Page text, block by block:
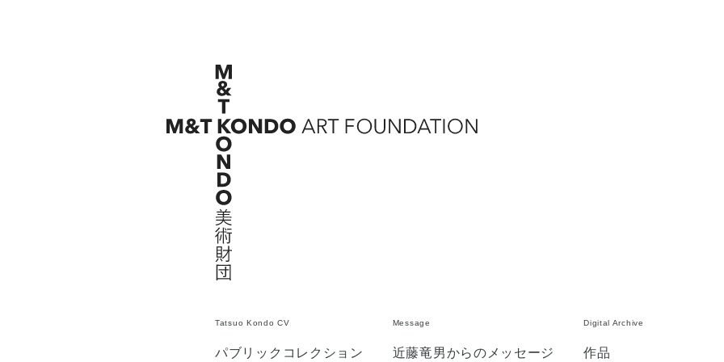
Tatsuo Kondo CV
パブリックコレクション
Message
近藤竜男からのメッセージ
Digital Archive
作品